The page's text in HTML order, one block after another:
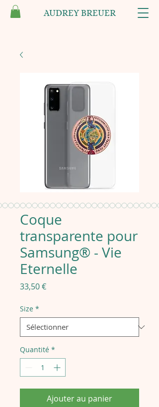
AUDREY BREUER
Coque
transparente pour
Samsung® - Vie
Eternelle
33,50 €Prix
Size *
Quantité *
Ajouter au panier